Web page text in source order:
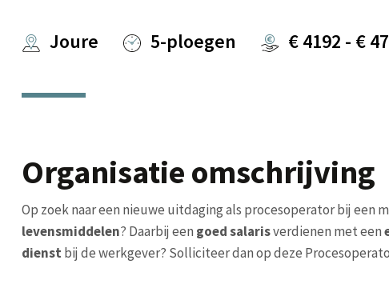
Joure 5-ploegen €4192 - €
Organisatie omschrijving
Op zoek naar een nieuwe uitdaging als procesoperatorbij een
levensmiddelen? Daarbij een goed salarisverdienen met een
dienst bij de werkgever? Solliciteer dan op deze